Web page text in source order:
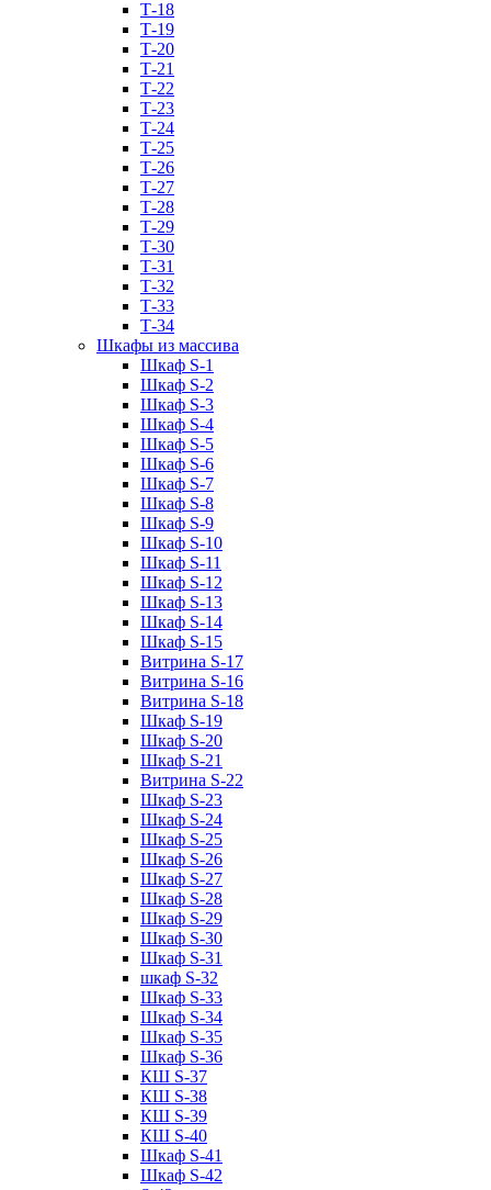
Т-18
Т-19
Т-20
Т-21
Т-22
Т-23
Т-24
Т-25
Т-26
Т-27
Т-28
Т-29
Т-30
Т-31
Т-32
Т-33
Т-34
Шкафы из массива
Шкаф S-1
Шкаф S-2
Шкаф S-3
Шкаф S-4
Шкаф S-5
Шкаф S-6
Шкаф S-7
Шкаф S-8
Шкаф S-9
Шкаф S-10
Шкаф S-11
Шкаф S-12
Шкаф S-13
Шкаф S-14
Шкаф S-15
Витрина S-17
Витрина S-16
Витрина S-18
Шкаф S-19
Шкаф S-20
Шкаф S-21
Витрина S-22
Шкаф S-23
Шкаф S-24
Шкаф S-25
Шкаф S-26
Шкаф S-27
Шкаф S-28
Шкаф S-29
Шкаф S-30
Шкаф S-31
шкаф S-32
Шкаф S-33
Шкаф S-34
Шкаф S-35
Шкаф S-36
КШ S-37
КШ S-38
КШ S-39
КШ S-40
Шкаф S-41
Шкаф S-42